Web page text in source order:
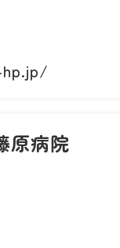
原病院